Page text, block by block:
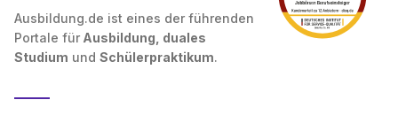
Ausbildung.de ist eines der führenden
Portale für Ausbildung, duales
Studium und Schülerpraktikum.